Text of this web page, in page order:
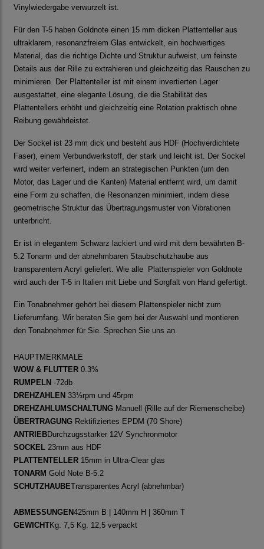
Vinylwiedergabe verwurzelt ist.
Für den T-5 haben Goldnote einen 15 mm dicken Plattenteller aus
ultraklarem, resonanzfreiem Glas entwickelt, ein hochwertiges
Material, das die richtige Dichte und Struktur aufweist, um feinste
Details aus der Rille zu extrahieren und gleichzeitig das Rauschen zu
minimieren. Der Plattenteller ist mit einem invertierten Lager
ausgestattet, eine elegante Lösung, die die Stabilität des
Plattentellers erhöht und gleichzeitig eine Rotation praktisch ohne
Reibung gewährleistet.
Der Sockel ist 23 mm dick und besteht aus HDF (Hochverdichtete
Faser), einem Verbundwerkstoff, der stark und leicht ist. Der Sockel
wird weiter verfeinert, indem an strategischen Punkten (um den
Motor, das Lager und die Kanten) Material entfernt wird, um damit
eine Form zu schaffen, die Resonanzen minimiert, indem diese
geometrische Struktur das Übertragungsmuster von Vibrationen
unterbricht.
Er ist in elegantem Schwarz lackiert und wird mit dem bewährten B-
5.2 Tonarm und der abnehmbaren Staubschutzhaube aus
transparentem Acryl geliefert. Wie alle Plattenspieler von Goldnote
wird auch der T-5 in Italien mit Liebe und Sorgfalt von Hand gefertigt.
Ein Tonabnehmer gehört bei diesem Plattenspieler nicht zum
Lieferumfang. Wir beraten Sie gern bei der Auswahl und montieren
den Tonabnehmer für Sie. Sprechen Sie uns an.
HAUPTMERKMALE
WOW & FLUTTER 0.3%
RUMPELN -72db
DREHZAHLEN 33⅓rpm und 45rpm
DREHZAHLUMSCHALTUNG Manuell (Rille auf der Riemenscheibe)
ÜBERTRAGUNG Rektifiziertes EPDM (70 Shore)
ANTRIEBDurchzugsstarker 12V Synchronmotor
SOCKEL 23mm aus HDF
PLATTENTELLER 15mm in Ultra-Clear glas
TONARM Gold Note B-5.2
SCHUTZHAUBETransparentes Acryl (abnehmbar)
ABMESSUNGEN425mm B | 140mm H | 360mm T
GEWICHTKg. 7,5 Kg. 12,5 verpackt